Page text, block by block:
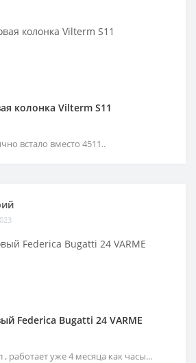
колонка Vilterm S11
встало вместо 4511..
Federica Bugatti 24 VARME
работает уже 4 месяца как часы...